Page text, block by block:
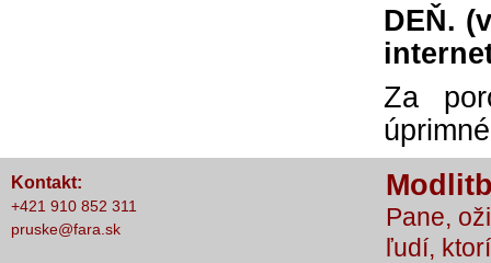
DEŇ.
Za
Kontakt:
+421 910 852 311
pruske@fara.sk
Pane,
ľudí,